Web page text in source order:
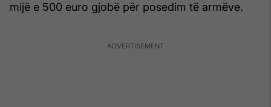
mijë e 500 euro gjobë për posedim të armëve.